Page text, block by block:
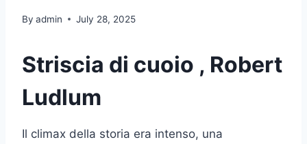
By admin July 28, 2025
Striscia di cuoio , Robert
Ludlum
Il climax della storia era intenso, una